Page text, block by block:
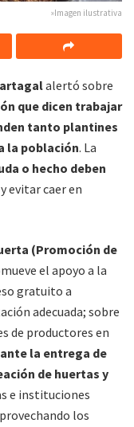
»Imagen ilustrativa
alertó sobre
que dicen trabajar
tanto plantines
la población. La
o hecho deben
y evitar caer en
(Promoción de
el apoyo a la
gratuito a
adecuada; sobre
de productores en
la entrega de
de huertas y
e instituciones
los